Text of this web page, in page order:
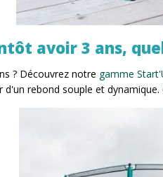
avoir 3 ans,
? Découvrez notre gamme
rebond souple et